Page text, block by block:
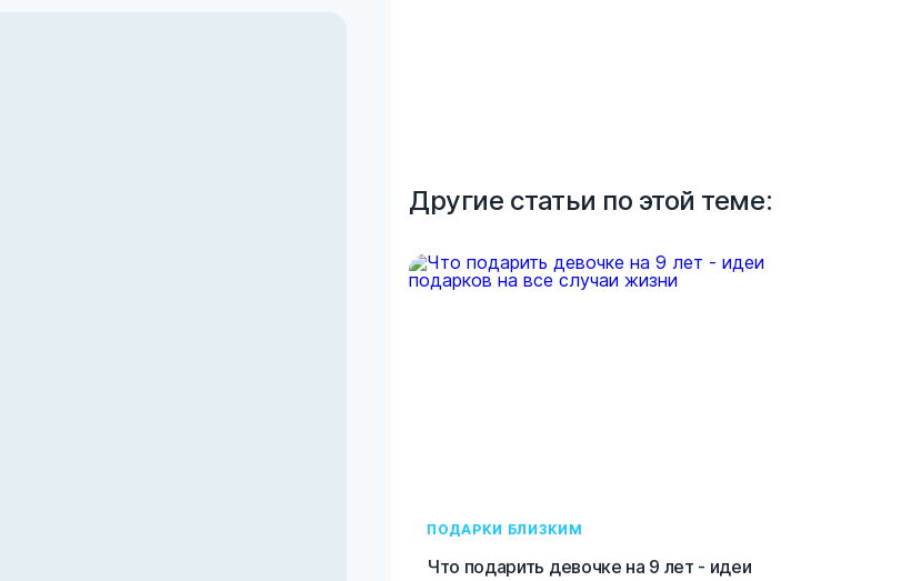
Другие статьи по этой теме:
ПОДАРКИ БЛИЗКИМ
Что подарить девочке на 9 лет - идеи